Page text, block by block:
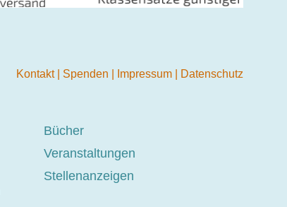
Kontakt Spenden Impressum Datenschutz
Bücher
Veranstaltungen
Stellenanzeigen